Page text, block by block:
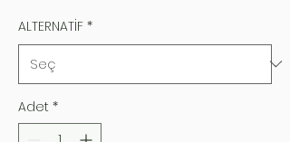
ALTERNATİF *
Adet *